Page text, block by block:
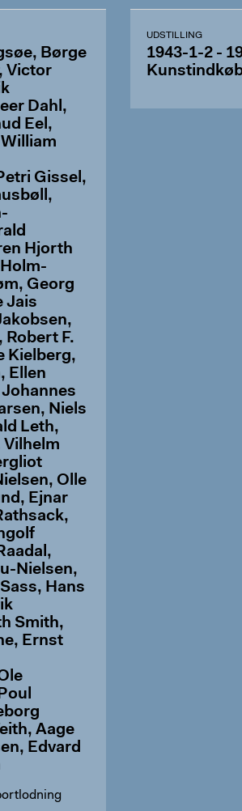
Børge
Victor
Dahl,
Eel,
Gissel,
Hjorth
Georg
Jais
Robert F.
Kielberg,
Ellen
Niels
Leth,
Vilhelm
Olle
Ejnar
Nielsen,
Hans
Smith,
Ernst
Aage
Edvard
UDSTILLING
1943-1-2 -